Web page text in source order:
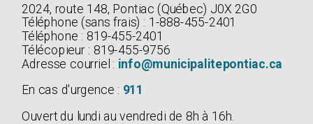
2024, route 148, Pontiac (Québec) J0X 2G0
Téléphone (sans frais) : 1-888-455-2401
Téléphone : 819-455-2401
Télécopieur : 819-455-9756
Adresse courriel : info@municipalitepontiac.ca
En cas d'urgence : 911
Ouvert du lundi au vendredi de 8h à 16h.